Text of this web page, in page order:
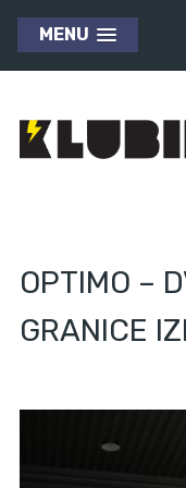
MENU
OPTIMO –
GRANICE